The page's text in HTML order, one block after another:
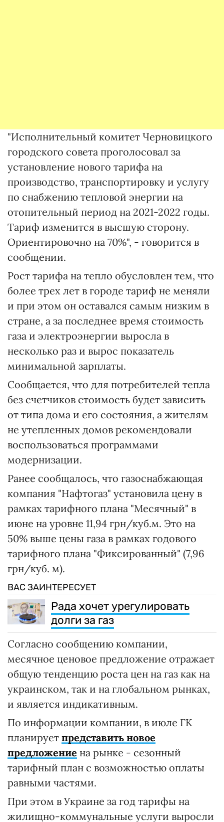
"Исполнительный комитет Черновицкого
городского совета проголосовал за
установление нового тарифа на
производство, транспортировку и услугу
по снабжению тепловой энергии на
отопительный период на 2021-2022 годы.
Тариф изменится в высшую сторону.
Ориентировочно на 70%", - говорится в
сообщении.
Рост тарифа на тепло обусловлен тем, что
более трех лет в городе тариф не меняли
и при этом он оставался самым низким в
стране, а за последнее время стоимость
газа и электроэнергии выросла в
несколько раз и вырос показатель
минимальной зарплаты.
Сообщается, что для потребителей тепла
без счетчиков стоимость будет зависить
от типа дома и его состояния, а жителям
не утепленных домов рекомендовали
воспользоваться программами
модернизации.
Ранее сообщалось, что газоснабжающая
компания "Нафтогаз" установила цену в
рамках тарифного плана "Месячный" в
июне на уровне 11,94 грн/куб.м. Это на
50% выше цены газа в рамках годового
тарифного плана "Фиксированный" (7,96
грн/куб. м).
ВАС ЗАИНТЕРЕСУЕТ
Рада хочет урегулировать
долги за газ
Согласно сообщению компании,
месячное ценовое предложение отражает
общую тенденцию роста цен на газ как на
украинском, так и на глобальном рынках,
и является индикативным.
По информации компании, в июле ГК
планирует представить новое
предложение на рынке - сезонный
тарифный план с возможностью оплаты
равными частями.
При этом в Украине за год тарифы на
жилищно-коммунальные услуги выросли